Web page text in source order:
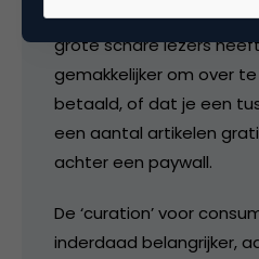
betalen. Maar voor een
grote schare lezers
gemakkelijker om over
betaald, of dat je een
een aantal artikelen
achter een paywall.
De ‘curation’ voor
inderdaad belangrijker,